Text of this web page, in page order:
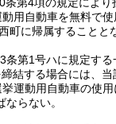
用自動車を無料で使
町に帰属することと
条第1号ハに規定す
結する場合には、
運動用自動車の使
らない。